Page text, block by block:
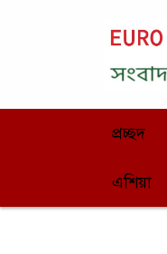
প্রচ্ছদ
এশিয়া